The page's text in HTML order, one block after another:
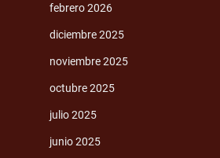
febrero 2026
diciembre 2025
noviembre 2025
octubre 2025
julio 2025
junio 2025